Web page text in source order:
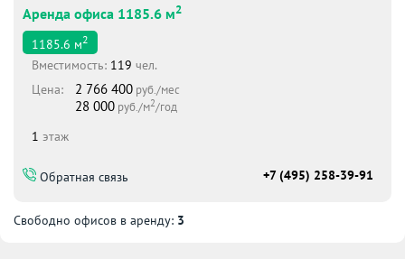
Аренда офиса 1185.6 м2
1185.6 м2
Вместимоcть: 119 чел.
Цена:
2 766 400 руб./мес
28 000 руб./м2/год
1 этаж
Обратная связь +7 (495) 258-39-91
Свободно офисов в аренду: 3